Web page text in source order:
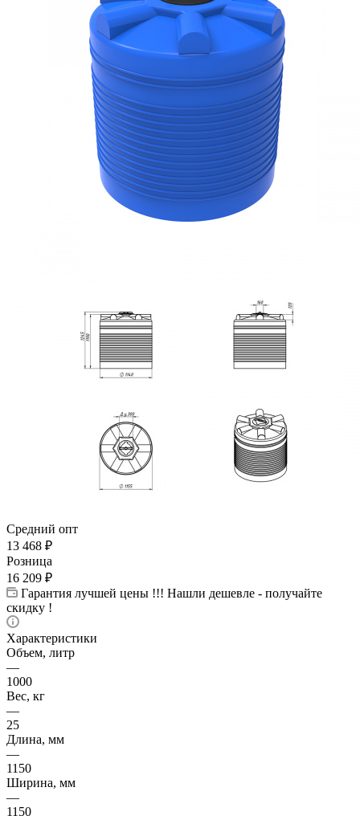
Средний опт
13 468 ₽
Розница
16 209 ₽
Гарантия лучшей цены !!! Нашли дешевле - получайте
скидку !
Характеристики
Объем, литр
—
1000
Вес, кг
—
25
Длина, мм
—
1150
Ширина, мм
—
1150